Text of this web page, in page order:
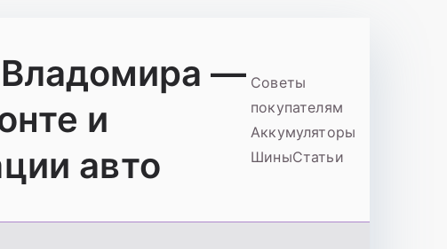
Владомира —
и
авто
Советы
покупателям
Аккумуляторы
ШиныСтатьи